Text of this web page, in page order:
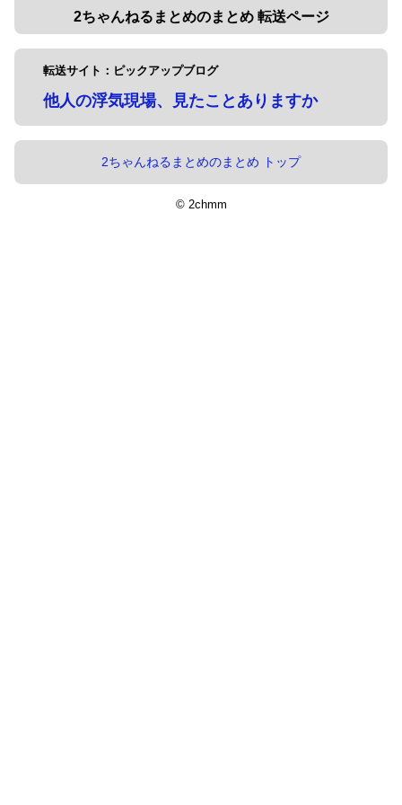
2ちゃんねるまとめのまとめ 転送ページ
転送サイト：ピックアップブログ
他人の浮気現場、見たことありますか
2ちゃんねるまとめのまとめ トップ
© 2chmm